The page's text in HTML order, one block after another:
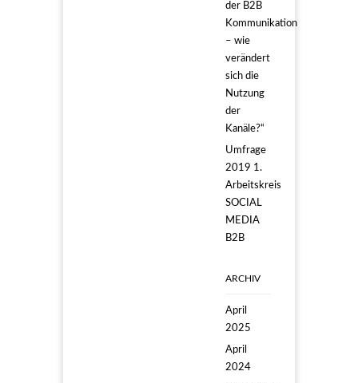
der B2B
Kommunikation
– wie
verändert
sich die
Nutzung
der
Kanäle?“
Umfrage
2019 1.
Arbeitskreis
SOCIAL
MEDIA
B2B
ARCHIV
April
2025
April
2024